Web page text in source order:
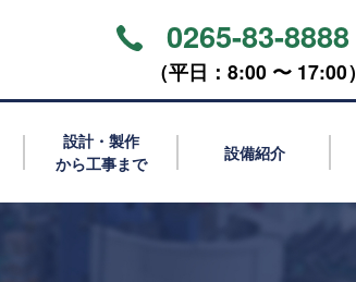
0265-83-8888
（平⽇：8:00 〜 17:00）
設計・製作
から工事まで
設備紹介